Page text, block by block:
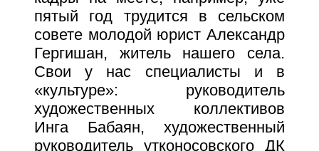
пятый год трудится в сельском
совете молодой юрист Александр
Гергишан, житель нашего села.
Свои у нас специалисты и в
«культуре»: руководитель
художественных коллективов
Инга Бабаян, художественный
руководитель утконосовского ДК